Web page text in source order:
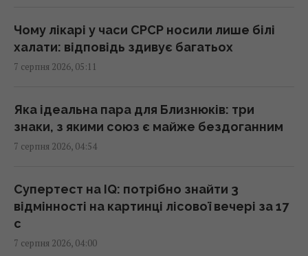
214 мільйонів років тому астероїд залишив
у Канаді "око", видиме з космосу
У чому полягає користь волоських горіхів
для серця, мозку та зміцнення імунітету
В Генштабі ЗСУ повідомили, на яку суму
країни НАТО виділять Україні військової
допомоги
Чому лікарі у часи СРСР носили лише білі
халати: відповідь здивує багатьох
7 серпня 2026, 05:11
Яка ідеальна пара для Близнюків: три
знаки, з якими союз є майже бездоганним
7 серпня 2026, 04:54
Супертест на IQ: потрібно знайти 3
відмінності на картинці лісової вечері за 17
с
7 серпня 2026, 04:00